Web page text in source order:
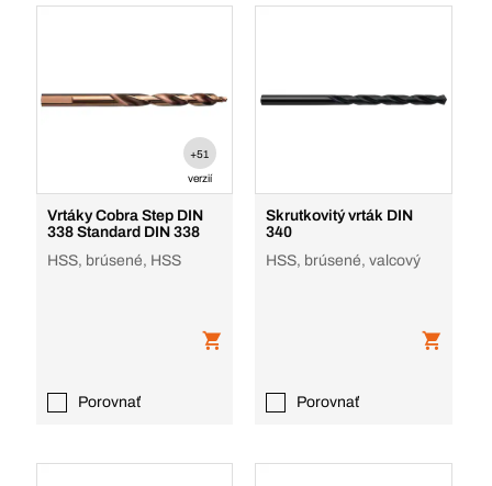
+51
verzií
Vrtáky Cobra Step DIN
338 Standard DIN 338
HSS, brúsené, HSS
Porovnať
Skrutkovitý vrták DIN
340
HSS, brúsené, valcový
Porovnať